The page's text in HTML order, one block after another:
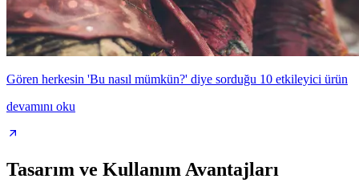
Gören herkesin 'Bu nasıl mümkün?' diye sorduğu 10 etkileyici ürün
devamını oku
Tasarım ve Kullanım Avantajları